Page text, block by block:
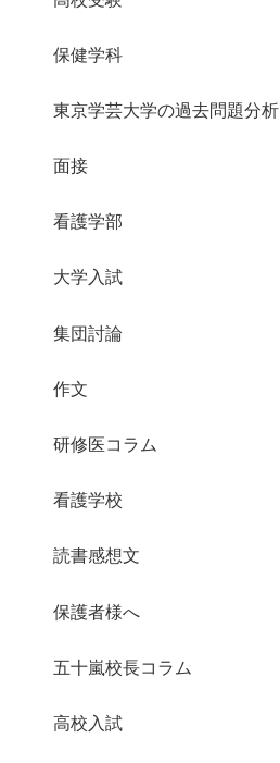
保健学科
東京学芸大学の過去問題分析
面接
看護学部
大学入試
集団討論
作文
研修医コラム
看護学校
読書感想文
保護者様へ
五十嵐校長コラム
高校入試